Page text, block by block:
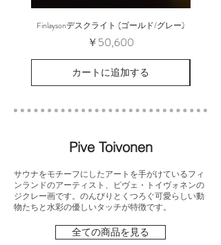
Finlaysonデスクライト (ゴールド/グレー)
価格
￥50,600
カートに追加する
Pive Toivonen
サウナをモチーフにしたアートを手がけているフィ
ンランドのアーティスト、ピヴェ・トイヴォネンの
ジクレー画です。のんびりとくつろぐ可愛らしい動
物たちと水彩の優しいタッチが特徴です。
全ての商品を見る